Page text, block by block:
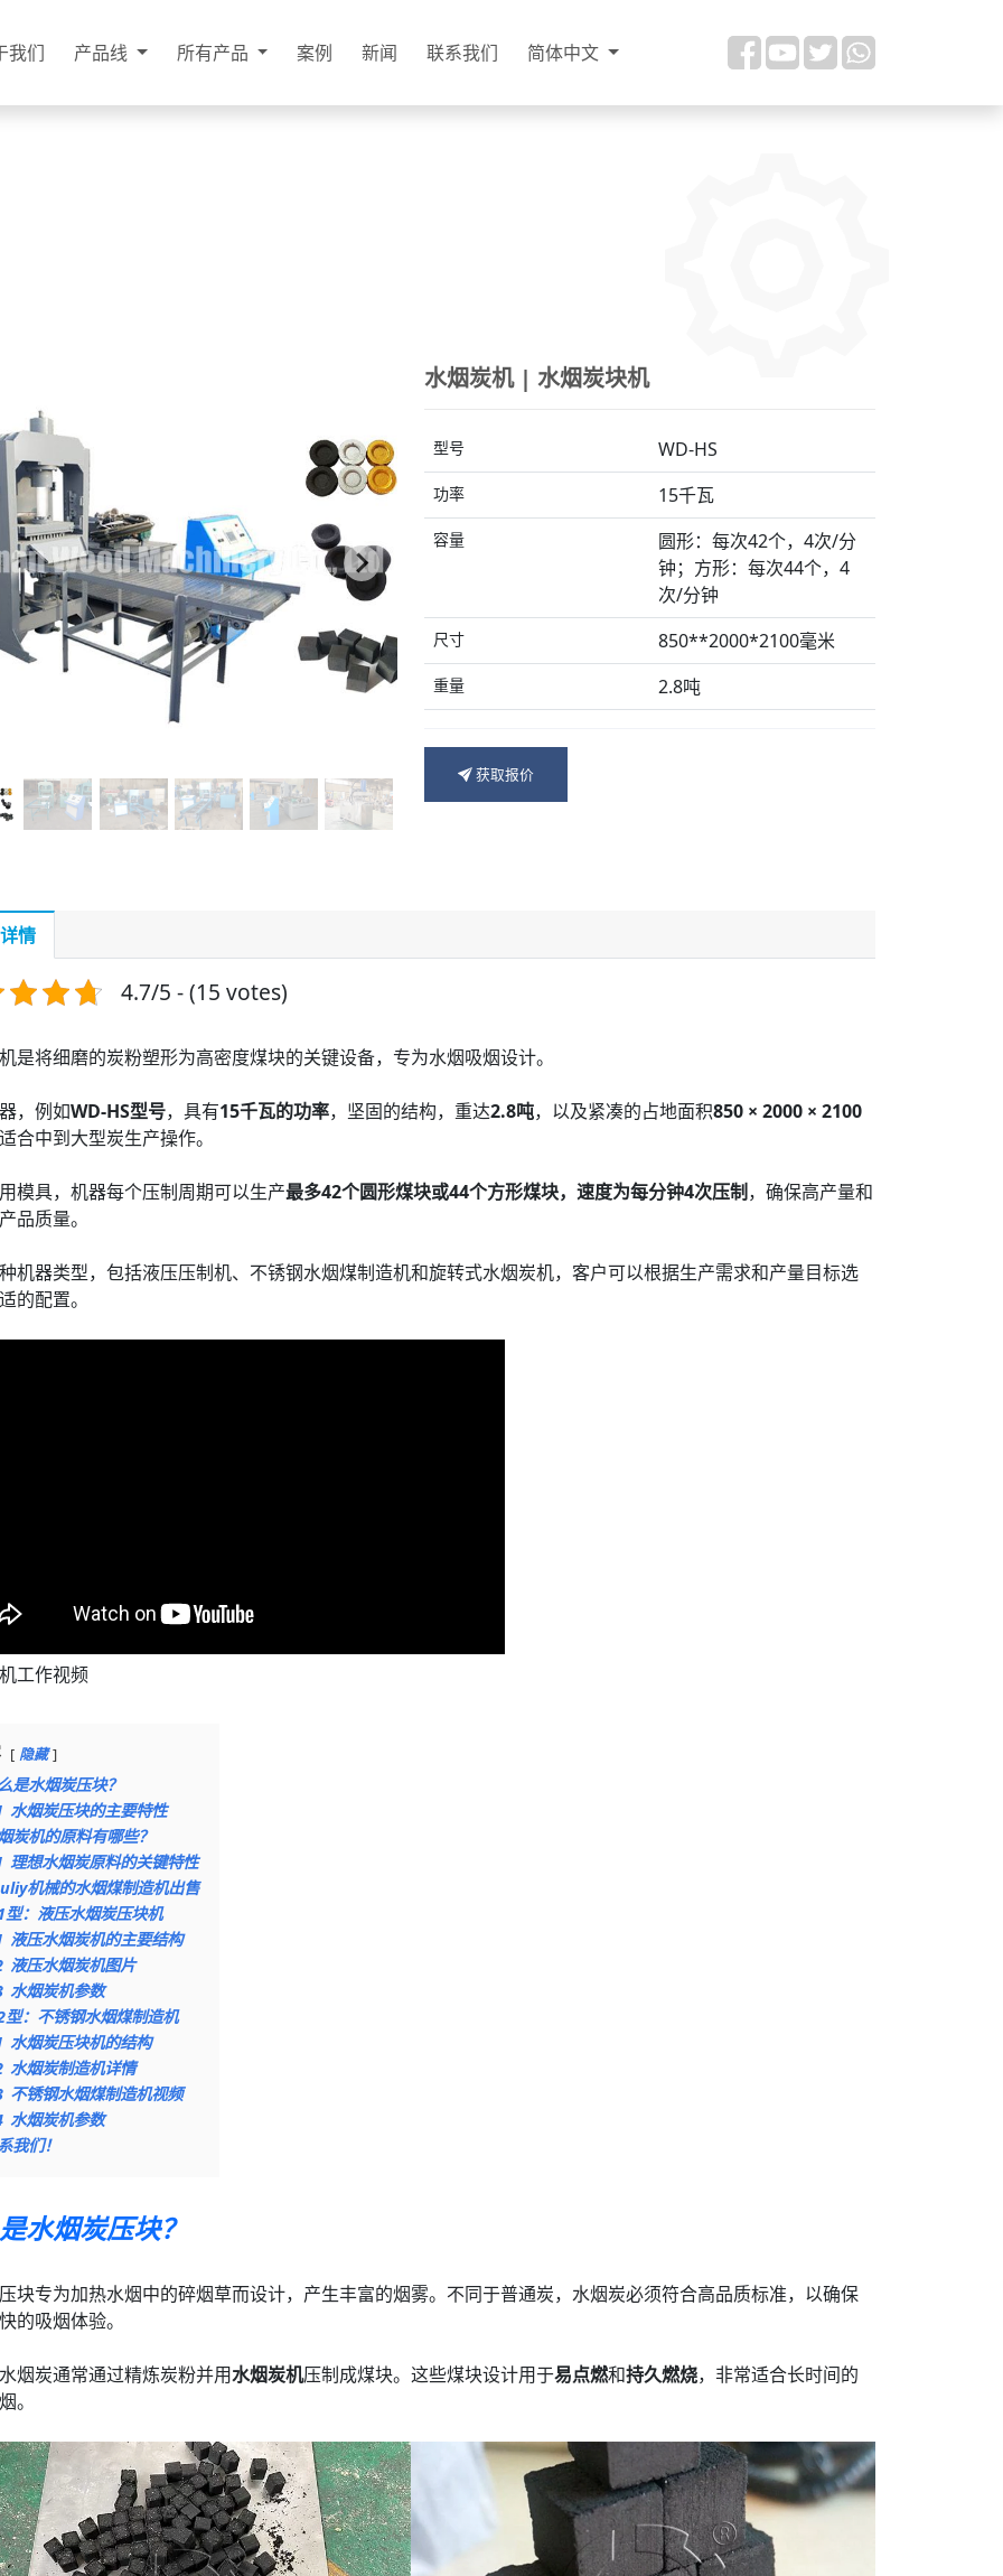
我们 产品线 所有产品 案例 新闻 联系我们 简体中文
水烟炭机 | 水烟炭块机
型号 WD-HS
功率 15千瓦
容量
圆形：每次42个，4次/分
钟；方形：每次44个，4
次/分钟
尺寸 850**2000*2100毫米
重量 2.8吨
获取报价
情
4.7/5 - (15 votes)
是将细磨的炭粉塑形为高密度煤块的关键设备，专为水烟吸烟设计。
，例如WD-HS型号，具有15千瓦的功率，坚固的结构，重达2.8吨，以及紧凑的占地面积850 × 2000 × 2100
合中到大型炭生产操作。
模具，机器每个压制周期可以生产最多42个圆形煤块或44个方形煤块，速度为每分钟4次压制 ，确保高产量和
品质量。
机器类型，包括液压压制机、不锈钢水烟煤制造机和旋转式水烟炭机，客户可以根据生产需求和产量目标选
的配置。
工作视频
隐藏
是水烟炭压块？
水烟炭压块的主要特性
炭机的原料有哪些？
理想水烟炭原料的关键特性
机械的水烟煤制造机出售
型：液压水烟炭压块机
液压水烟炭机的主要结构
液压水烟炭机图片
水烟炭机参数
型：不锈钢水烟煤制造机
水烟炭压块机的结构
水烟炭制造机详情
不锈钢水烟煤制造机视频
水烟炭机参数
我们！
水烟炭压块？
块专为加热水烟中的碎烟草而设计，产生丰富的烟雾。不同于普通炭，水烟炭必须符合高品质标准，以确保
的吸烟体验。
烟炭通常通过精炼炭粉并用水烟炭机压制成煤块。这些煤块设计用于易点燃和持久燃烧，非常适合长时间的
。